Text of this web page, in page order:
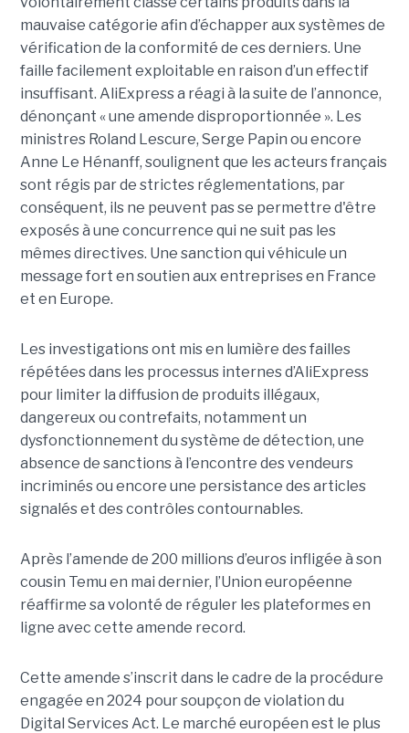
mauvaise catégorie afin d’échapper aux systèmes de
vérification de la conformité de ces derniers. Une
faille facilement exploitable en raison d’un effectif
insuffisant. AliExpress a réagi à la suite de l’annonce,
dénonçant « une amende disproportionnée ». Les
ministres Roland Lescure, Serge Papin ou encore
Anne Le Hénanff, soulignent que les acteurs français
sont régis par de strictes réglementations, par
conséquent, ils ne peuvent pas se permettre d'être
exposés à une concurrence qui ne suit pas les
mêmes directives. Une sanction qui véhicule un
message fort en soutien aux entreprises en France
et en Europe.
Les investigations ont mis en lumière des failles
répétées dans les processus internes d’AliExpress
pour limiter la diffusion de produits illégaux,
dangereux ou contrefaits, notamment un
dysfonctionnement du système de détection, une
absence de sanctions à l’encontre des vendeurs
incriminés ou encore une persistance des articles
signalés et des contrôles contournables.
Après l’amende de 200 millions d’euros infligée à son
cousin Temu en mai dernier, l’Union européenne
réaffirme sa volonté de réguler les plateformes en
ligne avec cette amende record.
Cette amende s’inscrit dans le cadre de la procédure
engagée en 2024 pour soupçon de violation du
Digital Services Act. Le marché européen est le plus